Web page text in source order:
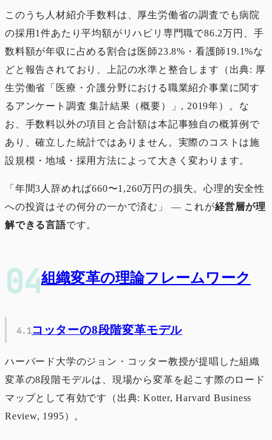
このうち人材紹介手数料は、厚生労働省の調査でも病院
の採用1件あたり平均額がリハビリ専門職で86.2万円、手
数料額が年収に占める割合は医師23.8%・看護師19.1%な
どと報告されており、上記の水準と整合します（出典: 厚
生労働省「医療・介護分野における職業紹介事業に関す
るアンケート調査 集計結果（概要）」, 2019年）。な
お、手数料以外の項目と合計額は本記事独自の概算例で
あり、確立した統計ではありません。実際のコストは施
設規模・地域・採用方法によって大きく変わります。
「年間3人辞めれば660〜1,260万円の損失。心理的安全性
への投資はその何分の一かで済む」 ― これが経営層が理
解できる言語です。
組織変革の理論フレームワーク
コッターの8段階変革モデル
ハーバード大学のジョン・コッター教授が提唱した組織
変革の8段階モデルは、現場から変革を起こす際のロード
マップとして有効です（出典: Kotter, Harvard Business
Review, 1995）。